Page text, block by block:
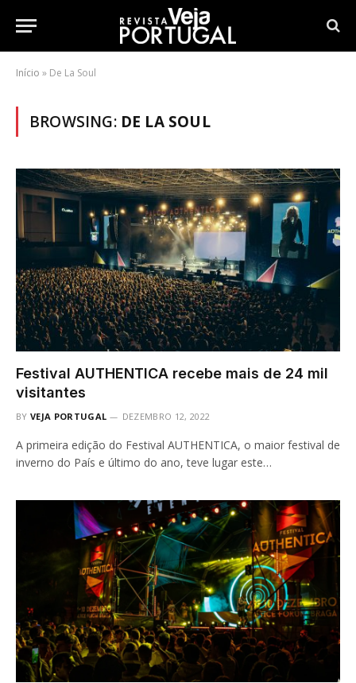
Início » De La Soul
BROWSING: DE LA SOUL
Festival AUTHENTICA recebe mais de 24 mil
visitantes
BY VEJA PORTUGAL DEZEMBRO 12, 2022
A primeira edição do Festival AUTHENTICA, o maior festival de
inverno do País e último do ano, teve lugar este…